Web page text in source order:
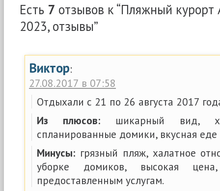
Есть 7 отзывов к “Пляжный
2023, отзывы”
Виктор:
27.08.2017 в 07:58
Отдыхали с 21 по 26 августа 2017
Из плюсов: шикарный вид,
спланированные домики, вкусная
Минусы: грязный пляж, халатное
уборке домиков, высокая
предоставленным услугам.